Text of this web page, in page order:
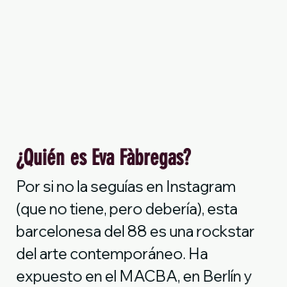
¿Quién es Eva Fàbregas?
Por si no la seguías en Instagram
(que no tiene, pero debería), esta
barcelonesa del 88 es una rockstar
del arte contemporáneo. Ha
expuesto en el MACBA, en Berlín y